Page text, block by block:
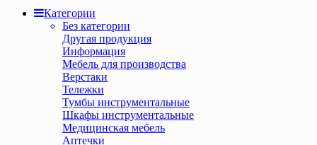
Категории
Без категории
Другая продукция
Информация
Мебель для производства
Верстаки
Тележки
Тумбы инструментальные
Шкафы инструментальные
Медицинская мебель
Аптечки